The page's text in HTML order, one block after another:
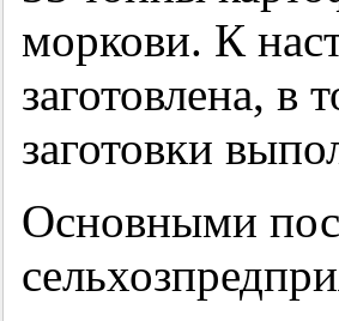
моркови. К
заготовлена, в
заготовки
Основными